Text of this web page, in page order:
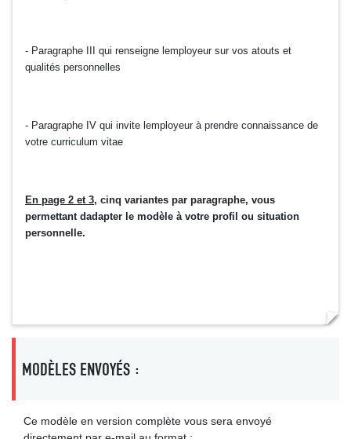
- Paragraphe III qui renseigne lemployeur sur vos atouts et
qualités personnelles
- Paragraphe IV qui invite lemployeur à prendre connaissance de
votre curriculum vitae
En page 2 et 3, cinq variantes par paragraphe, vous
permettant dadapter le modèle à votre profil ou situation
personnelle.
MODÈLES ENVOYÉS :
Ce modèle en version complète vous sera envoyé